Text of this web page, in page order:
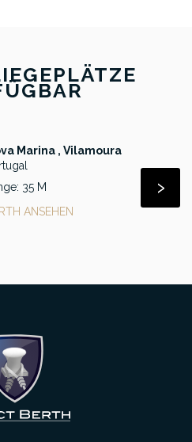
Marina , Vilamoura
35 M
ANSEHEN
›